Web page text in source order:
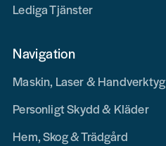
Lediga Tjänster
Navigation
Maskin, Laser & Handverktyg
Personligt Skydd & Kläder
Hem, Skog & Trädgård